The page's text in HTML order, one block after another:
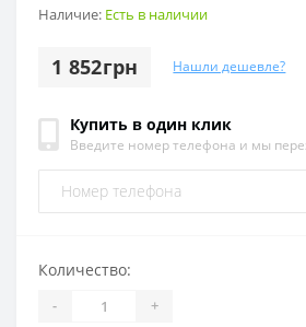
Наличие: Есть в наличии
1 852грн Нашли дешевле?
Купить в один клик
Введите номер телефона и мы
Количество:
- +